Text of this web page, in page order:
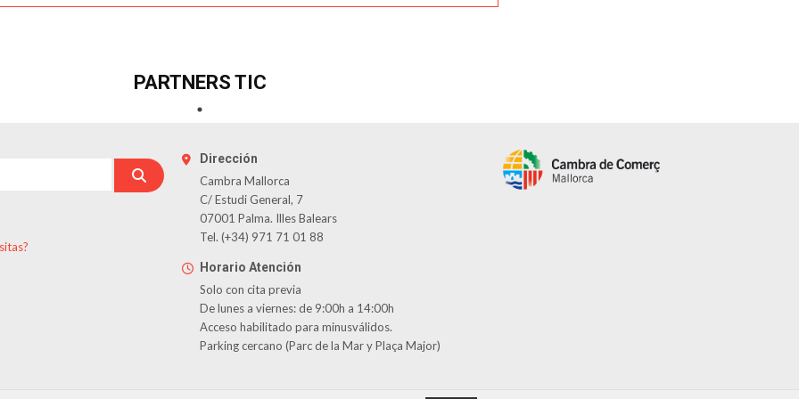
PARTNERS TIC
Dirección
Cambra Mallorca
C/ Estudi General, 7
07001 Palma. Illes Balears
Tel. (+34) 971 71 01 88
Horario Atención
Solo con cita previa
De lunes a viernes: de 9:00h a 14:00h
Acceso habilitado para minusválidos.
Parking cercano (Parc de la Mar y Plaça Major)